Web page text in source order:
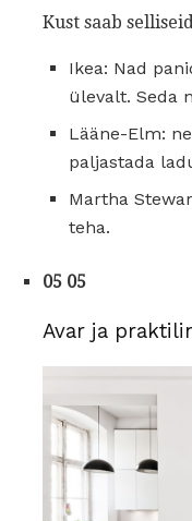
Kust saab
Ikea: Nad
ülevalt. Seda
Lääne-Elm:
paljastada
Martha
teha.
05 05
Avar ja